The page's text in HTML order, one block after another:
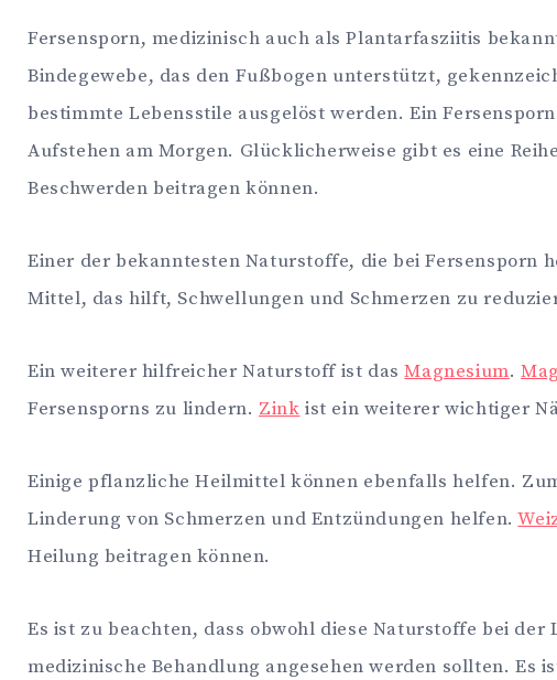
Fersensporn, medizinisch auch als Plantarfasziitis
Bindegewebe, das den Fußbogen unterstützt,
bestimmte Lebensstile ausgelöst werden. Ein
Aufstehen am Morgen. Glücklicherweise gibt es eine
Beschwerden beitragen können.
Einer der bekanntesten Naturstoffe, die bei Fersensporn
Mittel, das hilft, Schwellungen und Schmerzen zu
Ein weiterer hilfreicher Naturstoff ist dasMagnesium.
Fersensporns zu lindern. Zink ist ein weiterer wichtiger
Einige pflanzliche Heilmittel können ebenfalls helfen.
Linderung von Schmerzen und Entzündungen helfen.
Heilung beitragen können.
Es ist zu beachten, dass obwohl diese Naturstoffe bei
medizinische Behandlung angesehen werden sollten.